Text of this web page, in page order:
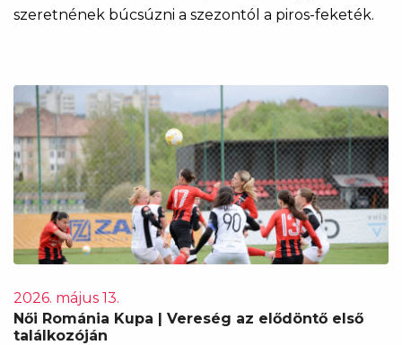
szeretnének búcsúzni a szezontól a piros-feketék.
2026. május 13.
Női Románia Kupa | Vereség az elődöntő első
találkozóján